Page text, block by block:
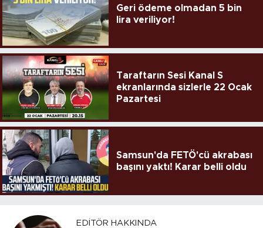
Geri ödeme olmadan 5 bin
lira veriliyor!
Taraftarın Sesi Kanal S
ekranlarında sizlerle 22 Ocak
Pazartesi
Samsun'da FETÖ'cü akrabası
başını yaktı! Karar belli oldu
EDITÖR HAKKINDA